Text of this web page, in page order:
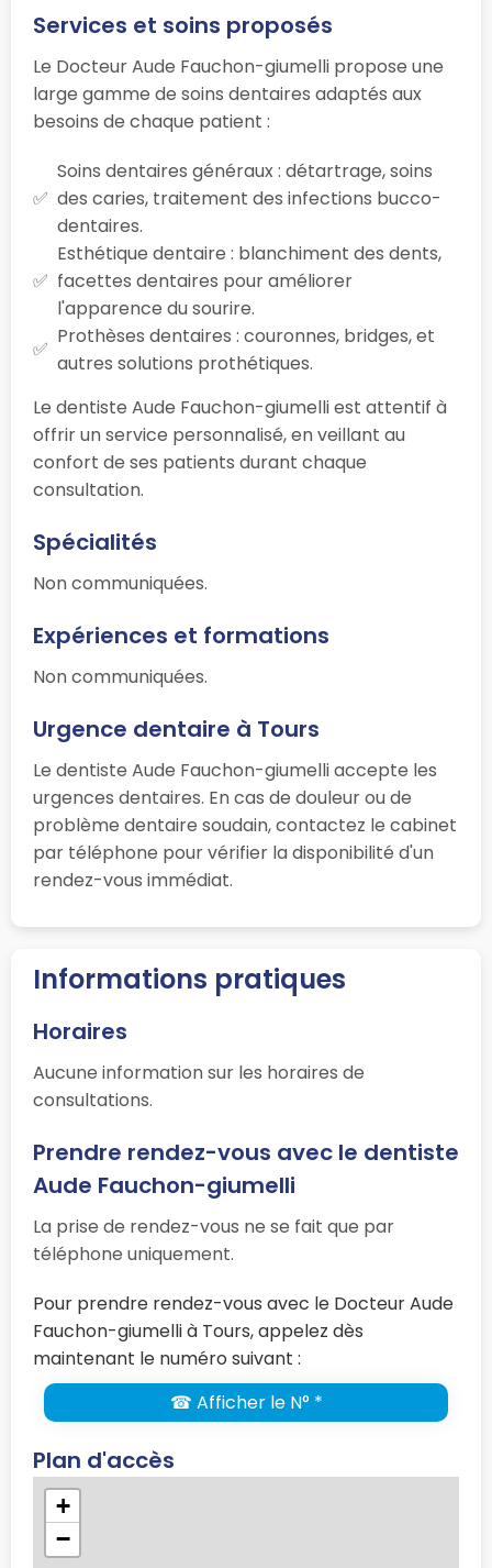
Services et soins proposés
Le Docteur Aude Fauchon-giumelli propose une
large gamme de soins dentaires adaptés aux
besoins de chaque patient :
Soins dentaires généraux : détartrage, soins
des caries, traitement des infections bucco-
dentaires.
Esthétique dentaire : blanchiment des dents,
facettes dentaires pour améliorer
l'apparence du sourire.
Prothèses dentaires : couronnes, bridges, et
autres solutions prothétiques.
Le dentiste Aude Fauchon-giumelli est attentif à
offrir un service personnalisé, en veillant au
confort de ses patients durant chaque
consultation.
Spécialités
Non communiquées.
Expériences et formations
Non communiquées.
Urgence dentaire à Tours
Le dentiste Aude Fauchon-giumelli accepte les
urgences dentaires. En cas de douleur ou de
problème dentaire soudain, contactez le cabinet
par téléphone pour vérifier la disponibilité d'un
rendez-vous immédiat.
Informations pratiques
Horaires
Aucune information sur les horaires de
consultations.
Prendre rendez-vous avec le dentiste
Aude Fauchon-giumelli
La prise de rendez-vous ne se fait que par
téléphone uniquement.
Pour prendre rendez-vous avec le Docteur Aude
Fauchon-giumelli à Tours, appelez dès
maintenant le numéro suivant :
☎ Afficher le N° *
Plan d'accès
+
−